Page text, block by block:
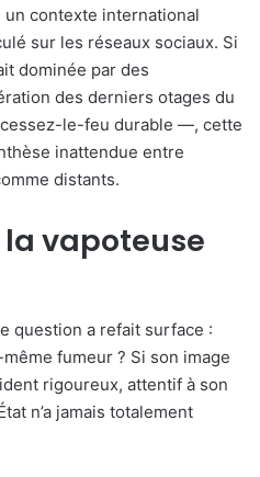
un contexte international
sur les réseaux sociaux. Si
dominée par des
des derniers otages du
cessez-le-feu durable —, cette
inattendue entre
distants.
la vapoteuse
question a refait surface :
fumeur ? Si son image
rigoureux, attentif à son
n’a jamais totalement